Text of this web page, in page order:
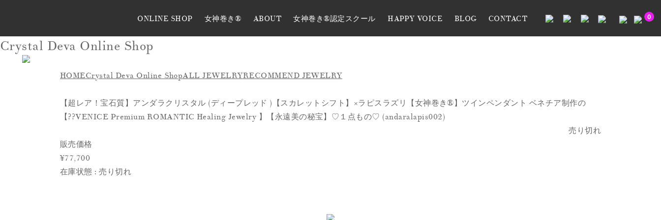
ONLINE SHOP 女神巻き® ABOUT 女神巻き®認定スクール HAPPY VOICE BLOG CONTACT 0
Crystal Deva Online Shop
HOMECrystal Deva Online ShopALL JEWELRYRECOMMEND JEWELRY
【超レア！宝石質】アンダラクリスタル (ディープレッド )【スカレットシフト】×ラピスラズリ【女神巻き®】ツインペンダント ベネチア制作の
【??VENICE Premium ROMANTIC Healing Jewelry 】【永遠美の秘宝】♡１点もの♡ (andaralapis002)
売り切れ
販売価格
¥77,700
在庫状態 : 売り切れ